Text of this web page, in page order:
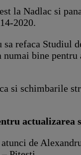
la Nadlac si
2020.
refaca Studiul
bine
si schimbarile
actualizarea
de